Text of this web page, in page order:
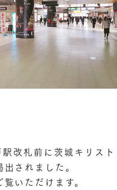
改札前に茨城キリスト
されました。
いただけます。